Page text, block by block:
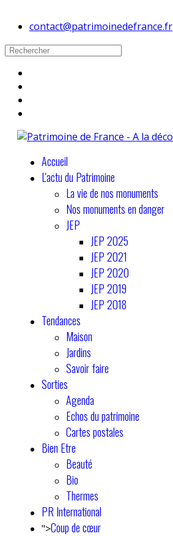
contact@patrimoinedefrance.fr
Accueil
L'actu du Patrimoine
La vie de nos monuments
Nos monuments en danger
JEP
JEP 2025
JEP 2021
JEP 2020
JEP 2019
JEP 2018
Tendances
Maison
Jardins
Savoir faire
Sorties
Agenda
Echos du patrimoine
Cartes postales
Bien Etre
Beauté
Bio
Thermes
PR International
">Coup de cœur